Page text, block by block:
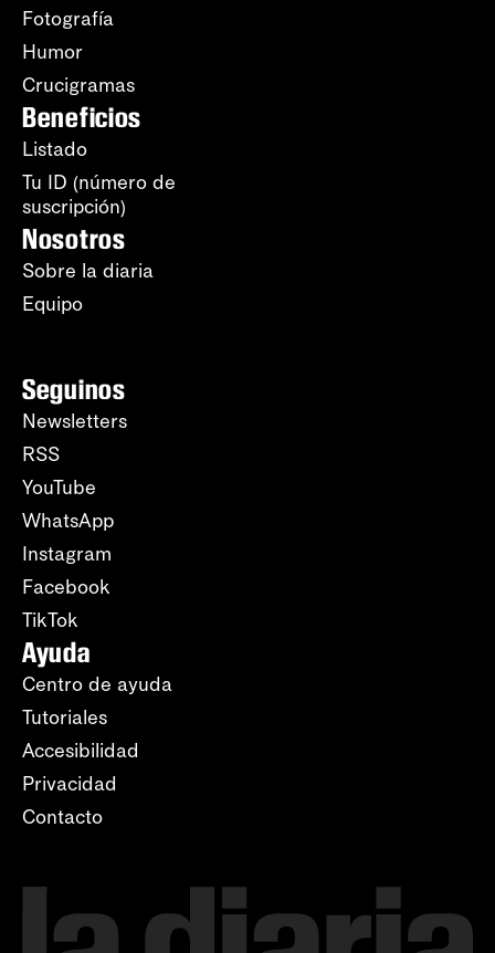
Fotografía
Humor
Crucigramas
Beneficios
Listado
Tu ID (número de
suscripción)
Nosotros
Sobre la diaria
Equipo
Seguinos
Newsletters
RSS
YouTube
WhatsApp
Instagram
Facebook
TikTok
Ayuda
Centro de ayuda
Tutoriales
Accesibilidad
Privacidad
Contacto